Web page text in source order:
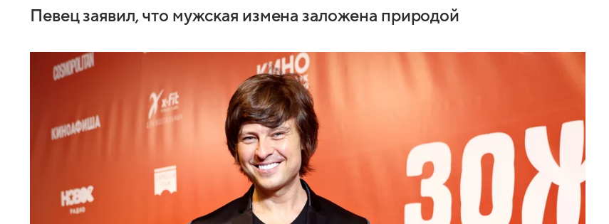
Певец заявил, что мужская измена заложена природой